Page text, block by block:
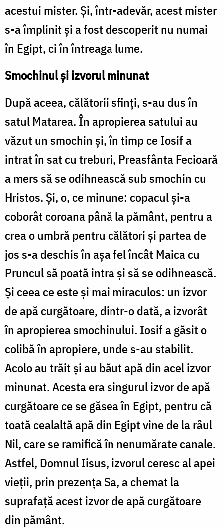
acestui mister. Și, într-adevăr, acest mister
s-a împlinit și a fost descoperit nu numai
în Egipt, ci în întreaga lume.
Smochinul și izvorul minunat
După aceea, călătorii sfinți, s-au dus în
satul Matarea. În apropierea satului au
văzut un smochin și, în timp ce Iosif a
intrat în sat cu treburi, Preasfânta Fecioară
a mers să se odihnească sub smochin cu
Hristos. Și, o, ce minune: copacul și-a
coborât coroana până la pământ, pentru a
crea o umbră pentru călători și partea de
jos s-a deschis în așa fel încât Maica cu
Pruncul să poată intra și să se odihnească.
Și ceea ce este și mai miraculos: un izvor
de apă curgătoare, dintr-o dată, a izvorât
în apropierea smochinului. Iosif a găsit o
colibă în apropiere, unde s-au stabilit.
Acolo au trăit și au băut apă din acel izvor
minunat. Acesta era singurul izvor de apă
curgătoare ce se găsea în Egipt, pentru că
toată cealaltă apă din Egipt vine de la râul
Nil, care se ramifică în nenumărate canale.
Astfel, Domnul Iisus, izvorul ceresc al apei
vieții, prin prezența Sa, a chemat la
suprafață acest izvor de apă curgătoare
din pământ.